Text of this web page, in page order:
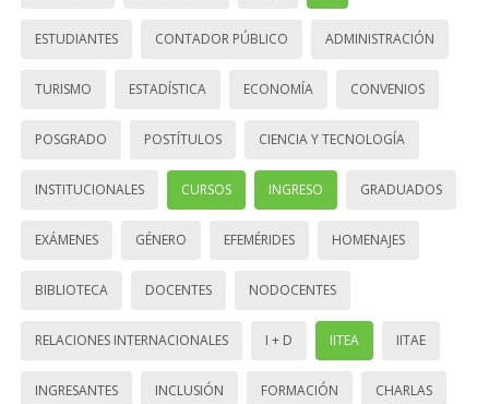
ESTUDIANTES CONTADOR PÚBLICO ADMINISTRACIÓN
TURISMO ESTADÍSTICA ECONOMÍA CONVENIOS
POSGRADO POSTÍTULOS CIENCIA Y TECNOLOGÍA
INSTITUCIONALES CURSOS INGRESO GRADUADOS
EXÁMENES GÉNERO EFEMÉRIDES HOMENAJES
BIBLIOTECA DOCENTES NODOCENTES
RELACIONES INTERNACIONALES I + D IITEA IITAE
INGRESANTES INCLUSIÓN FORMACIÓN CHARLAS